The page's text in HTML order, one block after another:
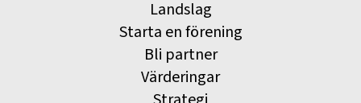
Landslag
Starta en förening
Bli partner
Värderingar